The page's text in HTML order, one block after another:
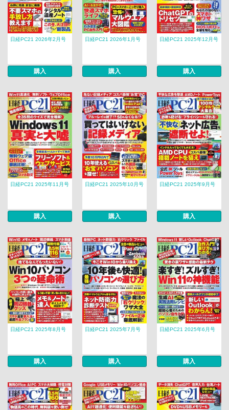
日経PC21 2026年2月号
購入
日経PC21 2026年1月号
購入
日経PC21 2025年12月号
購入
日経PC21 2025年11月号
購入
日経PC21 2025年10月号
購入
日経PC21 2025年9月号
購入
日経PC21 2025年8月号
購入
日経PC21 2025年7月号
購入
日経PC21 2025年6月号
購入